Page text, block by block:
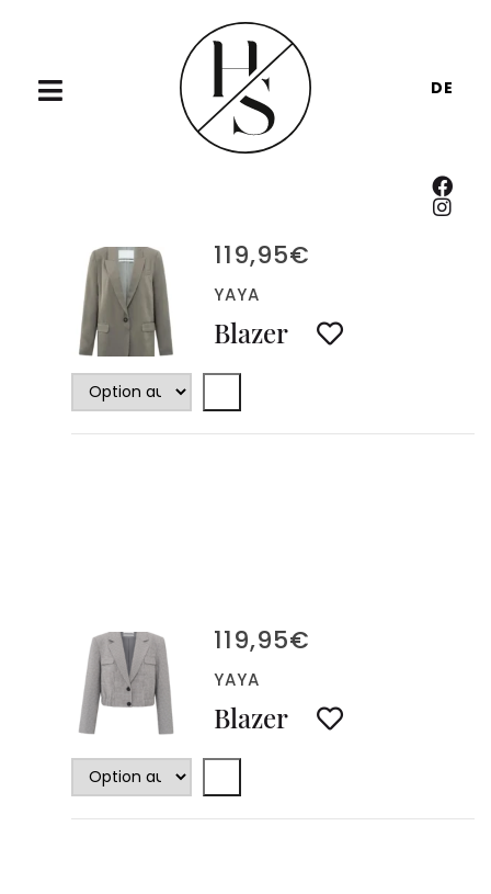
DE
119,95€
YAYA
Blazer
119,95€
YAYA
Blazer